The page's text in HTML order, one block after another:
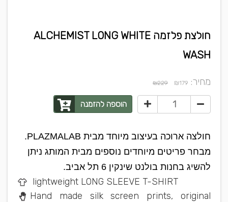
חולצת פלזמה ALCHEMIST LONG WHITE
WASH
מחיר: ₪179
₪229
הוספה להזמנה
חולצה ארוכה בעיצוב מיוחד מבית PLAZMALAB.
מבחר פריטים מיוחדים נוספים מבית המותג ניתן
להשיג בחנות בולנט שינקין 6 תל אביב.
lightweight LONG SLEEVE T-SHIRT
Hand made silk screen prints, original